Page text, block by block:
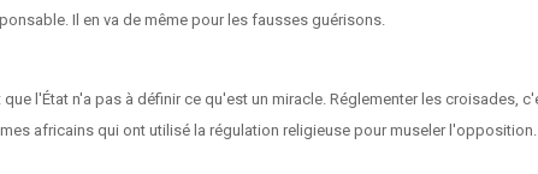
Il en va de même pour les fausses guérisons.
l'État n'a pas à définir ce qu'est un miracle. Réglementer les croisades,
africains qui ont utilisé la régulation religieuse pour museler l'opposition.